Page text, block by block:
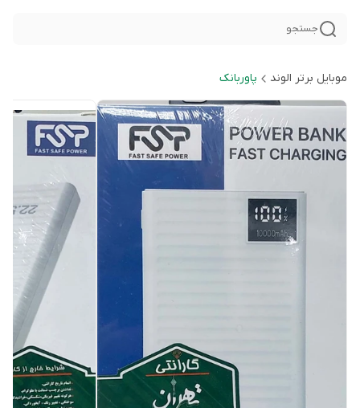
جستجو
موبایل برتر الوند پاوربانک